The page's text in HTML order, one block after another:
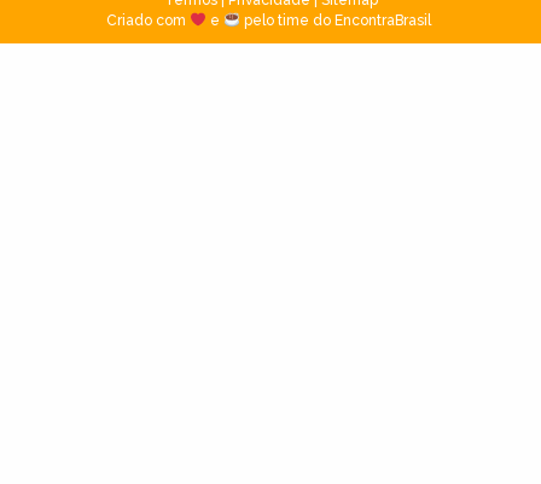
Criado com
e pelo time do EncontraBrasil